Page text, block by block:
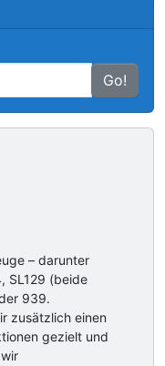
Go!
– darunter
SL129 (beide
939.
zusätzlich einen
gezielt und